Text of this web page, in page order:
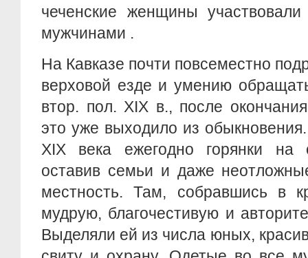
чеченские женщины
мужчинами .
На Кавказе почти повсеместно
верховой езде и умению
втор. пол. XIX в., после
это уже выходило из
XIX века ежегодно горянки на
оставив семьи и даже
местность. Там, собравшись в
мудрую, благочестивую и
Выделяли ей из числа юных,